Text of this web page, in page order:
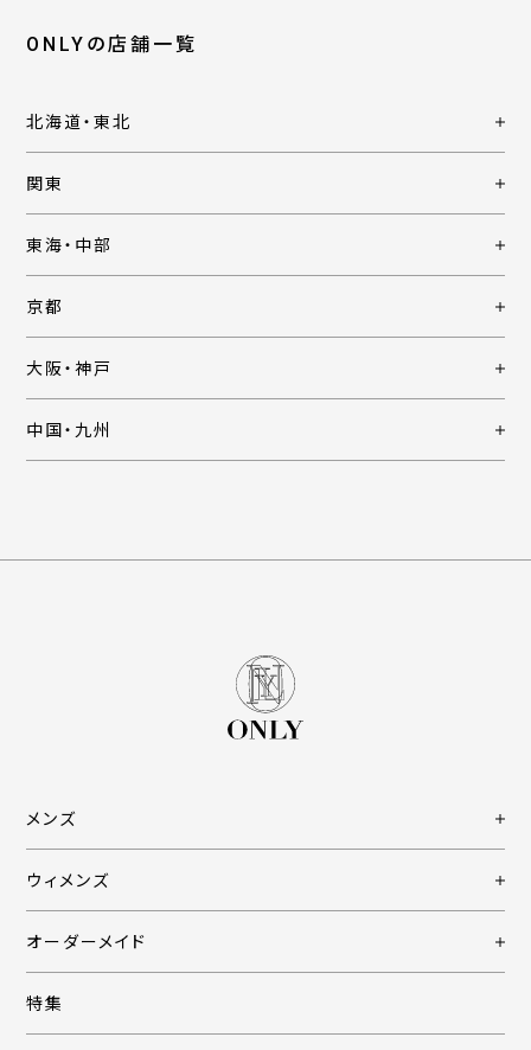
ONLYの店舗一覧
北海道・東北
関東
東海・中部
京都
大阪・神戸
中国・九州
メンズ
ウィメンズ
オーダーメイド
特集